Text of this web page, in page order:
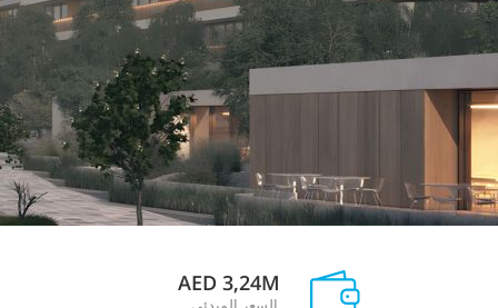
AED 3,24M